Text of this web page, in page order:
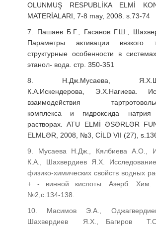
OLUNMUŞ RESPUBLİKA ELMİ
MATERİALARI, 7-8 may, 2008. s.73-74
7. Пашаев Б.Г., Гасанов Г.Ш.,
Параметры активации вязкого
структурные особенности в
этанол- вода. стр. 350-351
8. Н.Дж.Мусаева,
К.А.Искендерова, Э.Х.Нагиева.
взаимодействия
комплекса и гидроксида
растворах. ATU ELMİ ƏSƏRLƏR
ELMLƏR, 2008, №3, CİLD VII (27),
9. Мусаева Н.Дж., Кялбиева А.О.,
К.А., Шахвердиев Я.Х.
физико-химических свойств водных
+ - винной кислоты. Азерб. Хим.
№2,с.134-138.
10. Масимов Э.А.,
Шахвердиев
Я.Х., Багиров